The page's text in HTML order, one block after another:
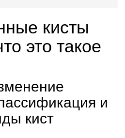
кисты
это такое
и
кист